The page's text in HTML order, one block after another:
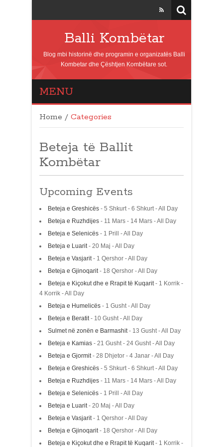
Balli Kombëtar
Blog mbi historinë dhe programin e organizatës Balli
Kombetar dhe Çështjen Kombëtare sot.
MENU
Home / Categories
Beteja të Ballit
Kombëtar
Upcoming Events
Beteja e Greshicës - 5 Shkurt - 6 Shkurt - All Day
Beteja e Ruzhdijes - 11 Mars - 14 Mars - All Day
Beteja e Selenicës - 1 Prill - All Day
Beteja e Luarit- 20 Maj - All Day
Beteja e Vasjarit- 1 Qershor - All Day
Beteja e Gjinoqarit- 18 Qershor - All Day
Beteja e Kiçokut dhe e Rrapit të Kuqarit- 1 Korrik -
4 Korrik - All Day
Beteja e Humelicës - 1 Gusht - All Day
Beteja e Beratit- 10 Gusht - All Day
Sulmet në zonën e Barmashit- 13 Gusht - All Day
Beteja e Kamias - 21 Gusht - 24 Gusht - All Day
Beteja e Gjormit- 28 Dhjetor - 4 Janar - All Day
Beteja e Greshicës - 5 Shkurt - 6 Shkurt - All Day
Beteja e Ruzhdijes - 11 Mars - 14 Mars - All Day
Beteja e Selenicës - 1 Prill - All Day
Beteja e Luarit- 20 Maj - All Day
Beteja e Vasjarit- 1 Qershor - All Day
Beteja e Gjinoqarit- 18 Qershor - All Day
Beteja e Kiçokut dhe e Rrapit të Kuqarit- 1 Korrik -